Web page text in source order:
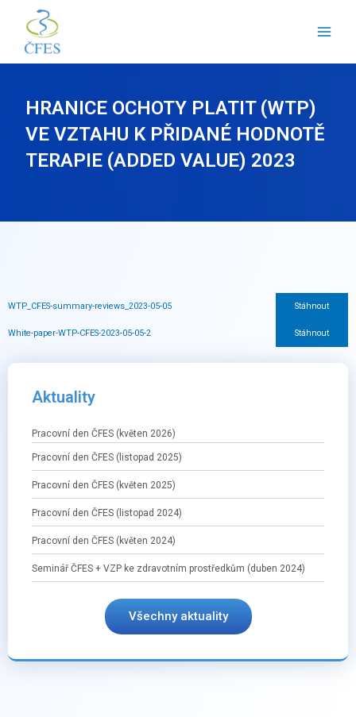
Přeskočit
obsah
HRANICE OCHOTY PLATIT (WTP)
VE VZTAHU K PŘIDANÉ HODNOTĚ
TERAPIE (ADDED VALUE) 2023
WTP_CFES-summary-reviews_2023-05-05 Stáhnout
White-paper-WTP-CFES-2023-05-05-2 Stáhnout
Aktuality
Pracovní den ČFES (květen 2026)
Pracovní den ČFES (listopad 2025)
Pracovní den ČFES (květen 2025)
Pracovní den ČFES (listopad 2024)
Pracovní den ČFES (květen 2024)
Seminář ČFES + VZP ke zdravotním prostředkům (duben 2024)
Všechny aktuality